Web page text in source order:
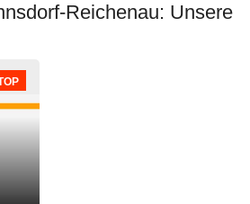
Reichenau: Unsere